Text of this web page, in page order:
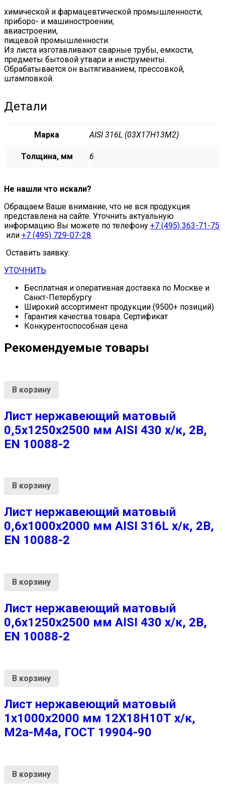
химической и фармацевтической промышленности;
приборо- и машиностроении;
авиастроении,
пищевой промышленности.
Из листа изготавливают сварные трубы, емкости,
предметы бытовой утвари и инструменты.
Обрабатывается он вытягиванием, прессовкой,
штамповкой.
Детали
Марка AISI 316L (03Х17Н13М2)
Толщина, мм 6
Не нашли что искали?
Обращаем Ваше внимание, что не вся продукция
представлена на сайте. Уточнить актуальную
информацию Вы можете по телефону +7 (495) 363-71-75
или +7 (495) 729-07-28.
Оставить заявку:
УТОЧНИТЬ
Бесплатная и оперативная доставка по Москве и
Санкт-Петербургу
Широкий ассортимент продукции (9500+ позиций)
Гарантия качества товара. Сертификат
Конкурентоспособная цена
Рекомендуемые товары
В корзину
Лист нержавеющий матовый
0,5х1250х2500 мм AISI 430 х/к, 2B,
EN 10088-2
В корзину
Лист нержавеющий матовый
0,6х1000х2000 мм AISI 316L х/к, 2B,
EN 10088-2
В корзину
Лист нержавеющий матовый
0,6х1250х2500 мм AISI 430 х/к, 2B,
EN 10088-2
В корзину
Лист нержавеющий матовый
1х1000х2000 мм 12Х18Н10Т х/к,
М2а-М4а, ГОСТ 19904-90
В корзину